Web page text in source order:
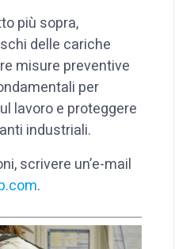
più sopra,
delle cariche
misure preventive
per
lavoro e proteggere
industriali.
scrivere un’e-mail
.